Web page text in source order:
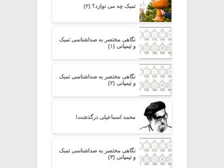
تمبک چه می نوازد؟ (۲)
نگاهی مختصر به صداشناسی تمبک
و تیمپانی (۱)
نگاهی مختصر به صداشناسی تمبک
و تیمپانی (۲)
محمد اسماعیلی درگذشت!
نگاهی مختصر به صداشناسی تمبک
و تیمپانی (۳)